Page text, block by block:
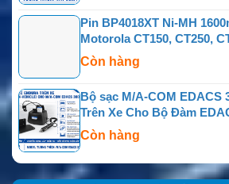
Pin BP4018XT Ni-MH
Motorola CT150, CT250,
PRO3150
Còn hàng
Bộ sạc M/A-COM EDACS
Trên Xe Cho Bộ Đàm
Còn hàng